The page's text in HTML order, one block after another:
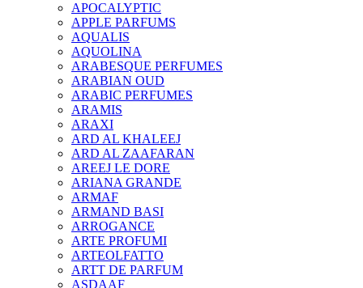
APOCALYPTIC
APPLE PARFUMS
AQUALIS
AQUOLINA
ARABESQUE PERFUMES
ARABIAN OUD
ARABIC PERFUMES
ARAMIS
ARAXI
ARD AL KHALEEJ
ARD AL ZAAFARAN
AREEJ LE DORE
ARIANA GRANDE
ARMAF
ARMAND BASI
ARROGANCE
ARTE PROFUMI
ARTEOLFATTO
ARTT DE PARFUM
ASDAAF